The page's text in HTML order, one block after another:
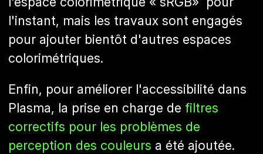
l'instant, mais les travaux sont engagés
pour ajouter bientôt d'autres espaces
colorimétriques.
Enfin, pour améliorer l'accessibilité dans
Plasma, la prise en charge de filtres
correctifs pour les problèmes de
perception des couleurs a été ajoutée.